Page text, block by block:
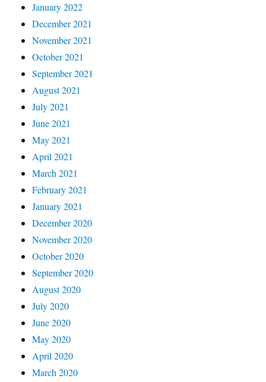
January 2022
December 2021
November 2021
October 2021
September 2021
August 2021
July 2021
June 2021
May 2021
April 2021
March 2021
February 2021
January 2021
December 2020
November 2020
October 2020
September 2020
August 2020
July 2020
June 2020
May 2020
April 2020
March 2020